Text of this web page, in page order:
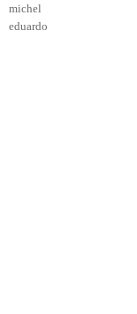
michel
eduardo